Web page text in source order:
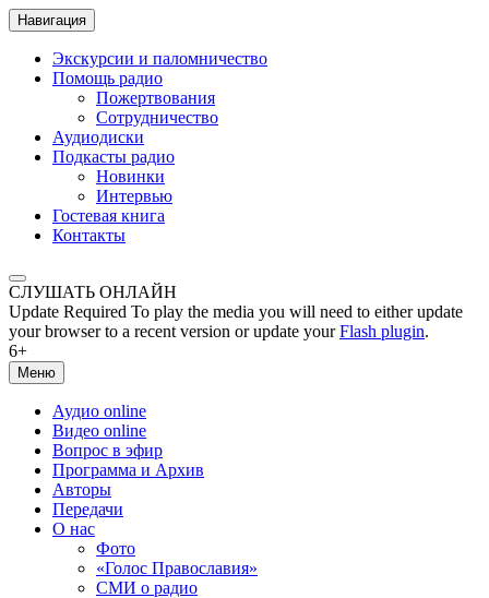
Навигация
Экскурсии и паломничество
Помощь радио
Пожертвования
Сотрудничество
Аудиодиски
Подкасты радио
Новинки
Интервью
Гостевая книга
Контакты
СЛУШАТЬ ОНЛАЙН
Update Required To play the media you will need to either update
your browser to a recent version or update yourFlash plugin.
6+
Меню
Аудио online
Видео online
Вопрос в эфир
Программа и Архив
Авторы
Передачи
О нас
Фото
«Голос Православия»
СМИ о радио